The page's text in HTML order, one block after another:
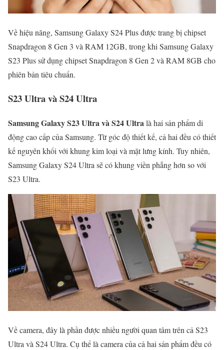
Về hiệu năng, Samsung Galaxy S24 Plus được trang bị chipset
Snapdragon 8 Gen 3 và RAM 12GB, trong khi Samsung Galaxy
S23 Plus sử dụng chipset Snapdragon 8 Gen 2 và RAM 8GB cho
phiên bản tiêu chuẩn.
S23 Ultra và S24 Ultra
Samsung Galaxy S23 Ultra và S24 Ultralà hai sản phẩm di
động cao cấp của Samsung. Từ góc độ thiết kế, cả hai đều có thiết
kế nguyên khối với khung kim loại và mặt lưng kính. Tuy nhiên,
Samsung Galaxy S24 Ultra sẽ có khung viền phẳng hơn so với
S23 Ultra.
Về camera, đây là phần được nhiều người quan tâm trên cả S23
Ultra và S24 Ultra. Cụ thể là camera của cả hai sản phẩm đều có